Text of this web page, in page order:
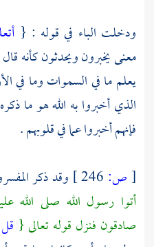
ودخلت الباء في قوله : {
معنى يخبرون ويحدثون كأنه
يعلم ما في السموات وما في
الذي أخبروا به الله هو ما
فإنهم أخبروا عما في قلوبهم .
[ص: وقد ذكر
أتوا رسول الله صلى الله
صادقون فنزل قوله تعالى {